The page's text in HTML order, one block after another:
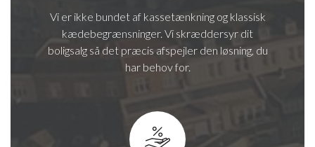
Vi er ikke bundet af kassetænkning og klassisk
kædebegrænsninger. Vi skræddersyr dit
boligsalg så det præcis afspejler den løsning, du
har behov for.